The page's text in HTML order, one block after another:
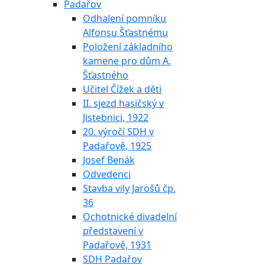
Padařov
Odhalení pomníku
Alfonsu Šťastnému
Položení základního
kamene pro dům A.
Šťastného
Učitel Čížek a děti
II. sjezd hasičský v
Jistebnici, 1922
20. výročí SDH v
Padařově, 1925
Josef Benák
Odvedenci
Stavba vily Jarošů čp.
36
Ochotnické divadelní
představení v
Padařově, 1931
SDH Padařov